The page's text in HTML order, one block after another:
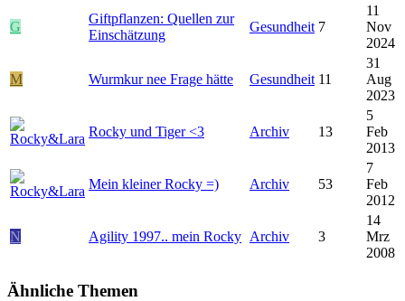
G
Giftpflanzen: Quellen zur
Einschätzung
Gesundheit 7
11
Nov
2024
M Wurmkur nee Frage hätte Gesundheit 11
31
Aug
2023
Rocky und Tiger <3 Archiv 13
5
Feb
2013
Mein kleiner Rocky =) Archiv 53
7
Feb
2012
N Agility 1997.. mein Rocky Archiv 3
14
Mrz
2008
Ähnliche Themen